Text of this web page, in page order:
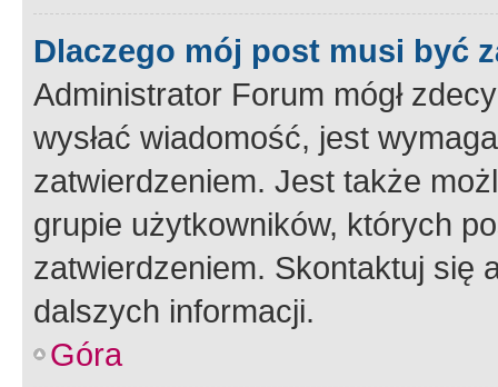
Dlaczego mój post musi być
Administrator Forum mógł
wysłać wiadomość, jest
zatwierdzeniem. Jest także
grupie użytkowników, których
zatwierdzeniem. Skontaktuj się
dalszych informacji.
Góra